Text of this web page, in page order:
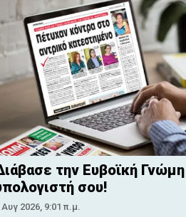
την Ευβοϊκή
σου!
Αυγ 2026, 9:01 π.μ.